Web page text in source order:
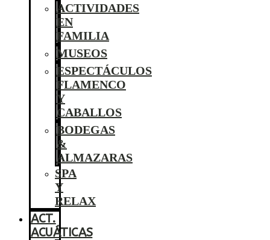
ACTIVIDADES
EN
FAMILIA
MUSEOS
ESPECTÁCULOS
FLAMENCO
Y
CABALLOS
BODEGAS
&
ALMAZARAS
SPA
Y
RELAX
ACT.
ACUÁTICAS